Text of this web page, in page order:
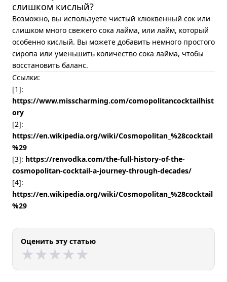
слишком кислый?
Возможно, вы используете чистый клюквенный сок или
слишком много свежего сока лайма, или лайм, который
особенно кислый. Вы можете добавить немного простого
сиропа или уменьшить количество сока лайма, чтобы
восстановить баланс.
Ссылки:
[1]:
https://www.misscharming.com/comopolitancocktailhist
ory
[2]:
https://en.wikipedia.org/wiki/Cosmopolitan_%28cocktail
%29
[3]: https://renvodka.com/the-full-history-of-the-
cosmopolitan-cocktail-a-journey-through-decades/
[4]:
https://en.wikipedia.org/wiki/Cosmopolitan_%28cocktail
%29
Оценить эту статью
★
★★
★★
★★
★★
★